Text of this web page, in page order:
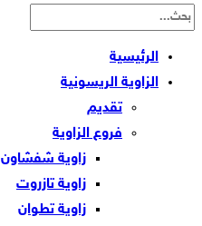
الرئيسية
الزاوية الريسونية
تقديم
فروع الزاوية
زاوية شفشاون
زاوية تازروت
زاوية تطوان